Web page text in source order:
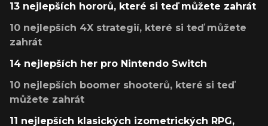
13 nejlepších hororů, které si teď můžete zahrát
10 nejlepších 4X strategií, které si teď můžete
zahrát
14 nejlepších her pro Nintendo Switch
10 nejlepších boomer shooterů, které si teď
můžete zahrát
11 nejlepších klasických izometrických RPG,